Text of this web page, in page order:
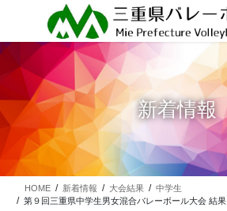
テ
ン
ツ
動
ゲ
ー
シ
に
新着情報
HOME 新着情報 大会結果
中学生
第９回三重県中学生男女混合バレーボール大会 結果